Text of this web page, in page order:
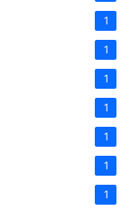
1
1
1
1
1
1
1